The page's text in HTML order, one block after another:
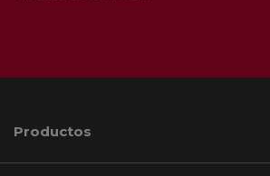
Productos